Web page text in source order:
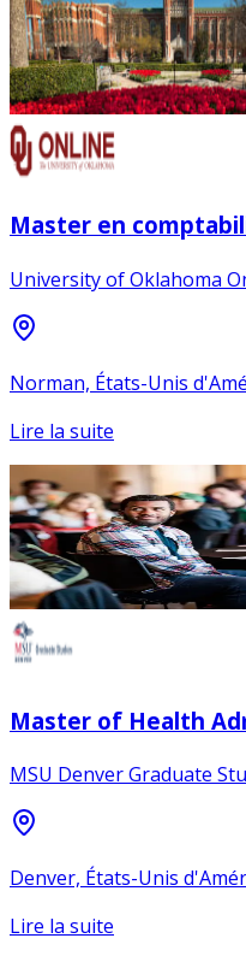
Master en
University of Oklahoma
Norman, États-Unis
Lire la suite
Master of Health
MSU Denver Graduate
Denver, États-Unis
Lire la suite